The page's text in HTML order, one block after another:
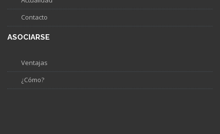
Contacto
ASOCIARSE
Ventajas
¿Cómo?